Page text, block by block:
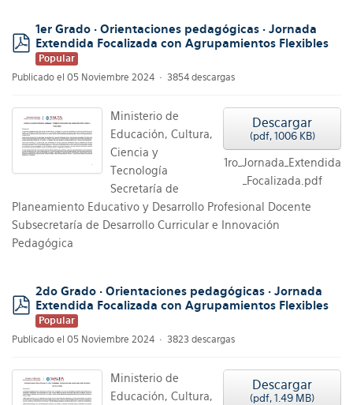
pdf
1er Grado · Orientaciones pedagógicas · Jornada
Extendida Focalizada con Agrupamientos Flexibles
Popular
Publicado el 05 Noviembre 2024
3854 descargas
Descargar
(pdf, 1006 KB)
1ro_Jornada_Extendida
_Focalizada.pdf
Ministerio de
Educación, Cultura,
Ciencia y
Tecnología
Secretaría de
Planeamiento Educativo y Desarrollo Profesional Docente
Subsecretaría de Desarrollo Curricular e Innovación
Pedagógica
pdf
2do Grado · Orientaciones pedagógicas · Jornada
Extendida Focalizada con Agrupamientos Flexibles
Popular
Publicado el 05 Noviembre 2024
3823 descargas
Descargar
(pdf, 1.49 MB)
Ministerio de
Educación, Cultura,